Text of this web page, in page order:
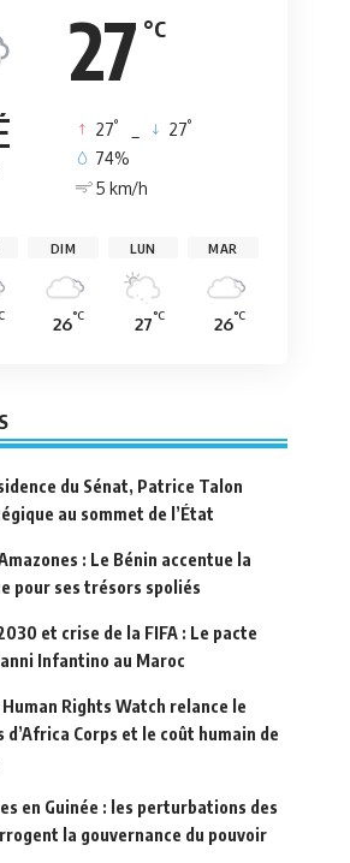
27 °C
27° 27°
74%
5 km/h
DIM
26°C
LUN
27°C
MAR
26°C
du Sénat, Patrice Talon
au sommet de l’État
: Le Bénin accentue la
pour ses trésors spoliés
et crise de la FIFA : Le pacte
Infantino au Maroc
Rights Watch relance le
Corps et le coût humain de
en Guinée : les perturbations des
la gouvernance du pouvoir